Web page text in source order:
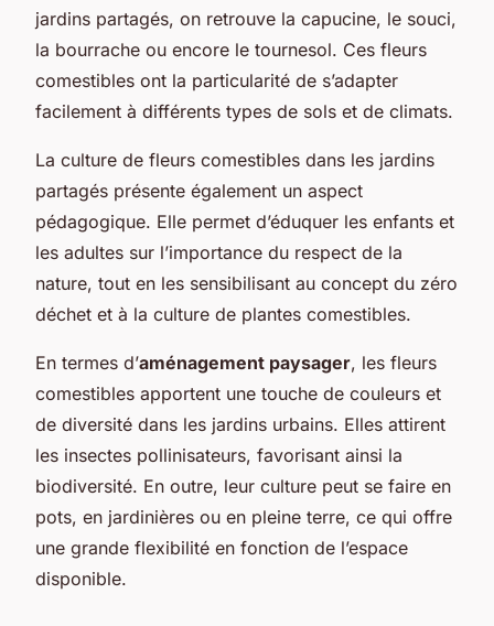
jardins partagés, on retrouve la capucine, le souci,
la bourrache ou encore le tournesol. Ces fleurs
comestibles ont la particularité de s’adapter
facilement à différents types de sols et de climats.
La culture de fleurs comestibles dans les jardins
partagés présente également un aspect
pédagogique. Elle permet d’éduquer les enfants et
les adultes sur l’importance du respect de la
nature, tout en les sensibilisant au concept du zéro
déchet et à la culture de plantes comestibles.
En termes d’aménagement paysager, les fleurs
comestibles apportent une touche de couleurs et
de diversité dans les jardins urbains. Elles attirent
les insectes pollinisateurs, favorisant ainsi la
biodiversité. En outre, leur culture peut se faire en
pots, en jardinières ou en pleine terre, ce qui offre
une grande flexibilité en fonction de l’espace
disponible.